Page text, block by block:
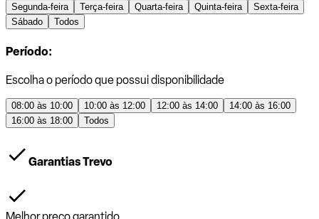
Segunda-feira Terça-feira Quarta-feira Quinta-feira
Sexta-feira
Sábado
Todos
Período:
Escolha o período que possui disponibilidade
08:00 às 10:00 10:00 às 12:00 12:00 às 14:00
14:00 às 16:00
16:00 às 18:00
Todos
Garantias Trevo
Melhor preço garantido